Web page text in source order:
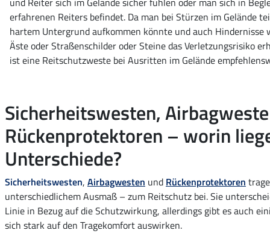
erfahrenen Reiters befindet. Da man bei Stürzen im Gelände
hartem Untergrund aufkommen könnte und auch Hindernisse
Äste oder Straßenschilder oder Steine das Verletzungsrisiko
ist eine Reitschutzweste bei Ausritten im Gelände
Sicherheitswesten,
Rückenprotektoren – worin
Unterschiede?
Sicherheitswesten, Airbagwesten und Rückenprotektoren
unterschiedlichem Ausmaß – zum Reitschutz bei. Sie
Linie in Bezug auf die Schutzwirkung, allerdings gibt es auch
sich stark auf den Tragekomfort auswirken.